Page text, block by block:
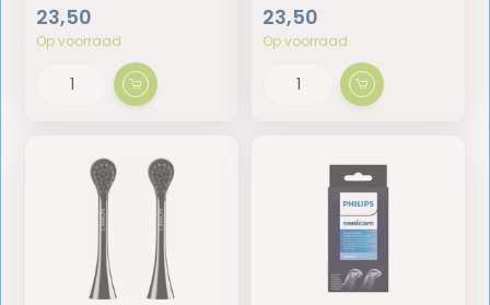
23,50
Op voorraad
23,50
Op voorraad